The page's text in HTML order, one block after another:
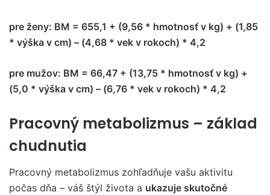
pre ženy: BM = 655,1 + (9,56 * hmotnosť v kg) + (1,85
* výška v cm) – (4,68 * vek v rokoch) * 4,2
pre mužov: BM = 66,47 + (13,75 * hmotnosť v kg) +
(5,0 * výška v cm) – (6,76 * vek v rokoch) * 4,2
Pracovný metabolizmus – základ
chudnutia
Pracovný metabolizmus zohľadňuje vašu aktivitu
počas dňa – váš štýl života a ukazuje skutočné